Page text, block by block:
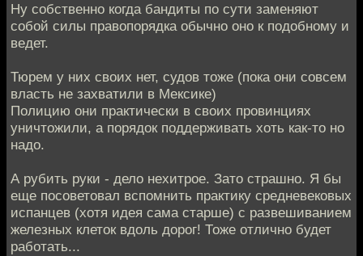
Ну собственно когда бандиты по сути заменяют
собой силы правопорядка обычно оно к подобному и
ведет.
Тюрем у них своих нет, судов тоже (пока они совсем
власть не захватили в Мексике)
Полицию они практически в своих провинциях
уничтожили, а порядок поддерживать хоть как-то но
надо.
А рубить руки - дело нехитрое. Зато страшно. Я бы
еще посоветовал вспомнить практику средневековых
испанцев (хотя идея сама старше) с развешиванием
железных клеток вдоль дорог! Тоже отлично будет
работать...